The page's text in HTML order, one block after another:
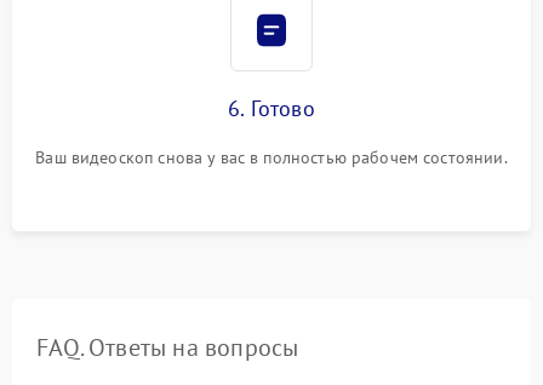
6. Готово
Ваш видеоскоп снова у вас в полностью рабочем состоянии.
FAQ. Ответы на вопросы